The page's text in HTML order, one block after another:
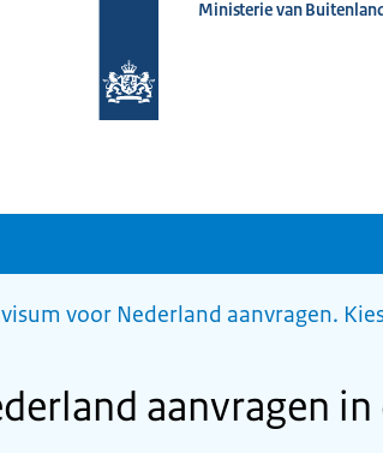
homepage
Ministerie van
voor Nederland aanvragen.
aanvragen in